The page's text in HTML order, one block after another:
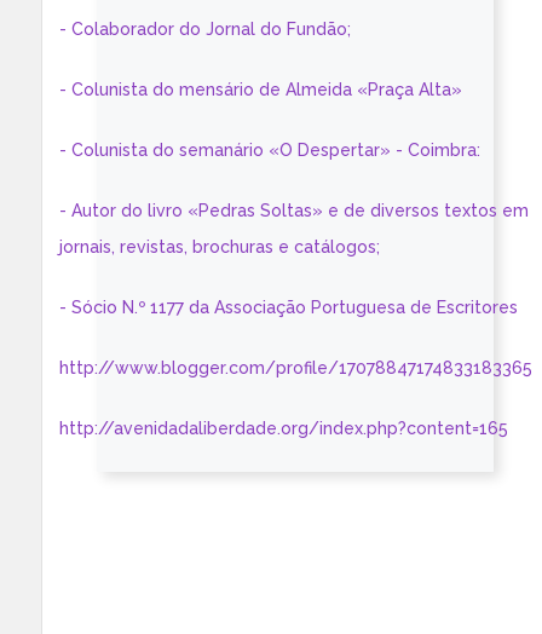
- Colaborador do Jornal do Fundão;
- Colunista do mensário de Almeida «Praça Alta»
- Colunista do semanário «O Despertar» - Coimbra:
- Autor do livro «Pedras Soltas» e de diversos textos em
jornais, revistas, brochuras e catálogos;
- Sócio N.º 1177 da Associação Portuguesa de Escritores
http://www.blogger.com/profile/17078847174833183365
http://avenidadaliberdade.org/index.php?content=165